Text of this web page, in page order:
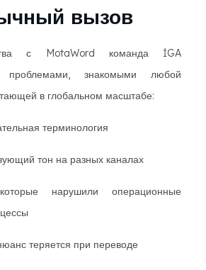
вызов
с MotaWord команда İGA
проблемами, знакомыми любой
в глобальном масштабе:
терминология
тон на разных каналах
нарушили операционные
теряется при переводе